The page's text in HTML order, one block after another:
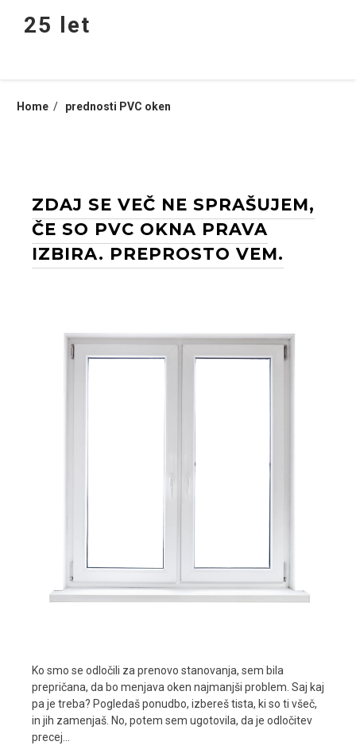
25 let
Home prednosti PVC oken
ZDAJ SE VEČ NE SPRAŠUJEM,
ČE SO PVC OKNA PRAVA
IZBIRA. PREPROSTO VEM.
Ko smo se odločili za prenovo stanovanja, sem bila
prepričana, da bo menjava oken najmanjši problem. Saj kaj
pa je treba? Pogledaš ponudbo, izbereš tista, ki so ti všeč,
in jih zamenjaš. No, potem sem ugotovila, da je odločitev
precej…